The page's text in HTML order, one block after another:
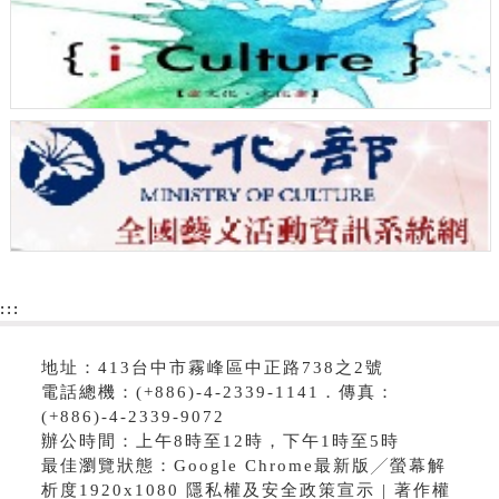
:::
地址：413台中市霧峰區中正路738之2號
電話總機：(+886)-4-2339-1141．傳真：
(+886)-4-2339-9072
辦公時間：上午8時至12時，下午1時至5時
最佳瀏覽狀態：Google Chrome最新版╱螢幕解
析度1920x1080 隱私權及安全政策宣示 | 著作權